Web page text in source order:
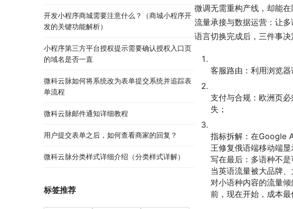
微调无需重构产线，却能在
流量承接与数据运营：让
语言切换完成后，三件事决
客服路由：利用浏览
支付与合规：欧洲页
失；
指标拆解：在Google
王修复俄语端移动端
写在最后：多语种不
当英语流量被大品牌
对小语种内容的流量
前，现在开始，成本最
开发小程序商城需要注意什么？（商城小程序开
发的关键功能解析）
小程序第三方平台授权提示需要确认授权入口页
的域名是否一直
微科云脉如何将系统改为表单提交系统并追踪表
单流程
微科云脉邮件通知详细教程
用户提交表单之后，如何查看商家的回复？
微科云脉分类样式详细介绍（分类样式详解）
标签推荐